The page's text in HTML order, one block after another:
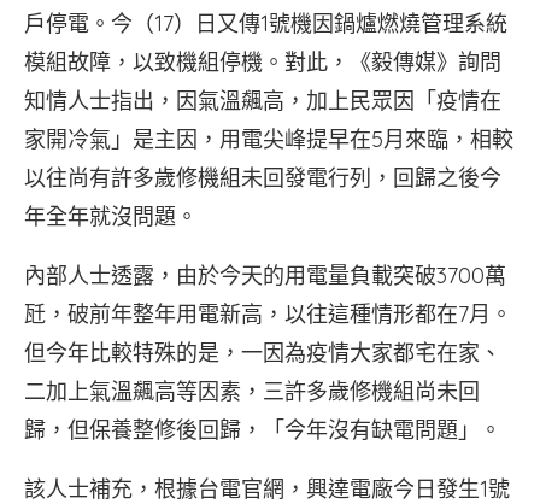
戶停電。今（17）日又傳1號機因鍋爐燃燒管理系統
模組故障，以致機組停機。對此，《毅傳媒》詢問
知情人士指出，因氣溫飆高，加上民眾因「疫情在
家開冷氣」是主因，用電尖峰提早在5月來臨，相較
以往尚有許多歲修機組未回發電行列，回歸之後今
年全年就沒問題。
內部人士透露，由於今天的用電量負載突破3700萬
瓩，破前年整年用電新高，以往這種情形都在7月。
但今年比較特殊的是，一因為疫情大家都宅在家、
二加上氣溫飆高等因素，三許多歲修機組尚未回
歸，但保養整修後回歸，「今年沒有缺電問題」。
該人士補充，根據台電官網，興達電廠今日發生1號